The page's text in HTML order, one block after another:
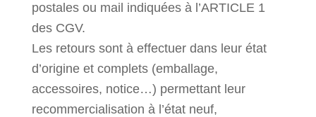
postales ou mail indiquées à l’ARTICLE 1
des CGV.
Les retours sont à effectuer dans leur état
d’origine et complets (emballage,
accessoires, notice…) permettant leur
recommercialisation à l’état neuf,